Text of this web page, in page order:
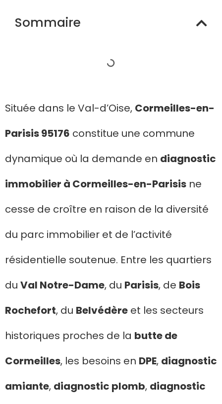
Sommaire
Située dans le Val-d’Oise, Cormeilles-en-
Parisis 95176 constitue une commune
dynamique où la demande en diagnostic
immobilier à Cormeilles-en-Parisis ne
cesse de croître en raison de la diversité
du parc immobilier et de l’activité
résidentielle soutenue. Entre les quartiers
du Val Notre-Dame, du Parisis, de Bois
Rochefort, du Belvédère et les secteurs
historiques proches de la butte de
Cormeilles, les besoins en DPE, diagnostic
amiante, diagnostic plomb, diagnostic